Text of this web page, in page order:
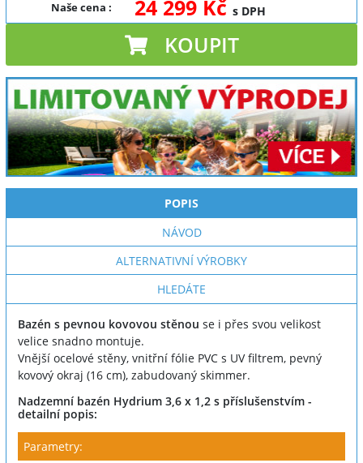
Naše cena : 24 299 Kč s DPH
KOUPIT
POPIS
NÁVOD
ALTERNATIVNÍ VÝROBKY
HLEDÁTE
Bazén s pevnou kovovou stěnou se i přes svou velikost
velice snadno montuje.
Vnější ocelové stěny, vnitřní fólie PVC s UV filtrem, pevný
kovový okraj (16 cm), zabudovaný skimmer.
Nadzemní bazén Hydrium 3,6 x 1,2 s příslušenstvím -
detailní popis:
Parametry: